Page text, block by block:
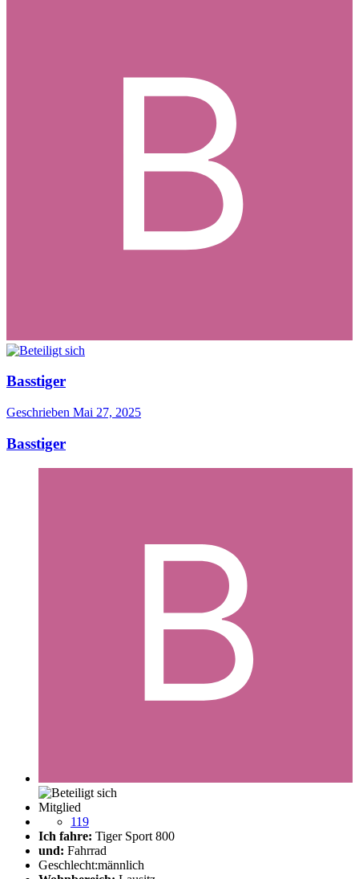
Basstiger
Geschrieben Mai 27, 2025
Basstiger
Mitglied
119
Ich fahre: Tiger Sport 800
und: Fahrrad
Geschlecht:männlich